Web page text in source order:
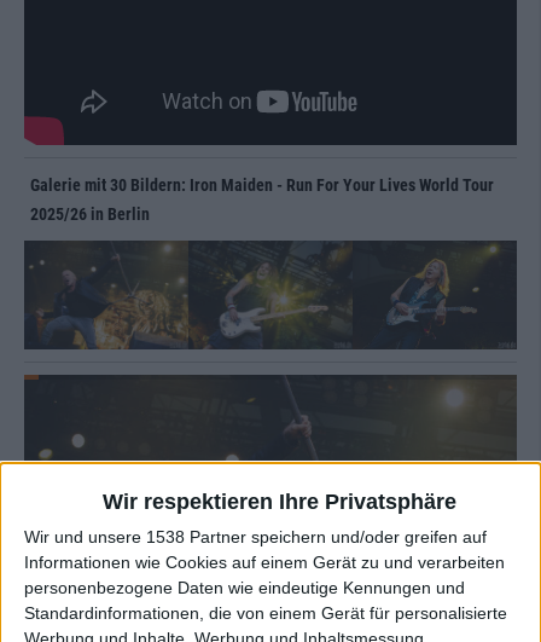
Wir respektieren Ihre Privatsphäre
Wir und unsere 1538 Partner speichern und/oder greifen auf
Informationen wie Cookies auf einem Gerät zu und verarbeiten
personenbezogene Daten wie eindeutige Kennungen und
Standardinformationen, die von einem Gerät für personalisierte
Werbung und Inhalte, Werbung und Inhaltsmessung,
Galerie mit 30 Bildern: Iron Maiden - Run For Your Lives World Tour
2025/26 in Berlin